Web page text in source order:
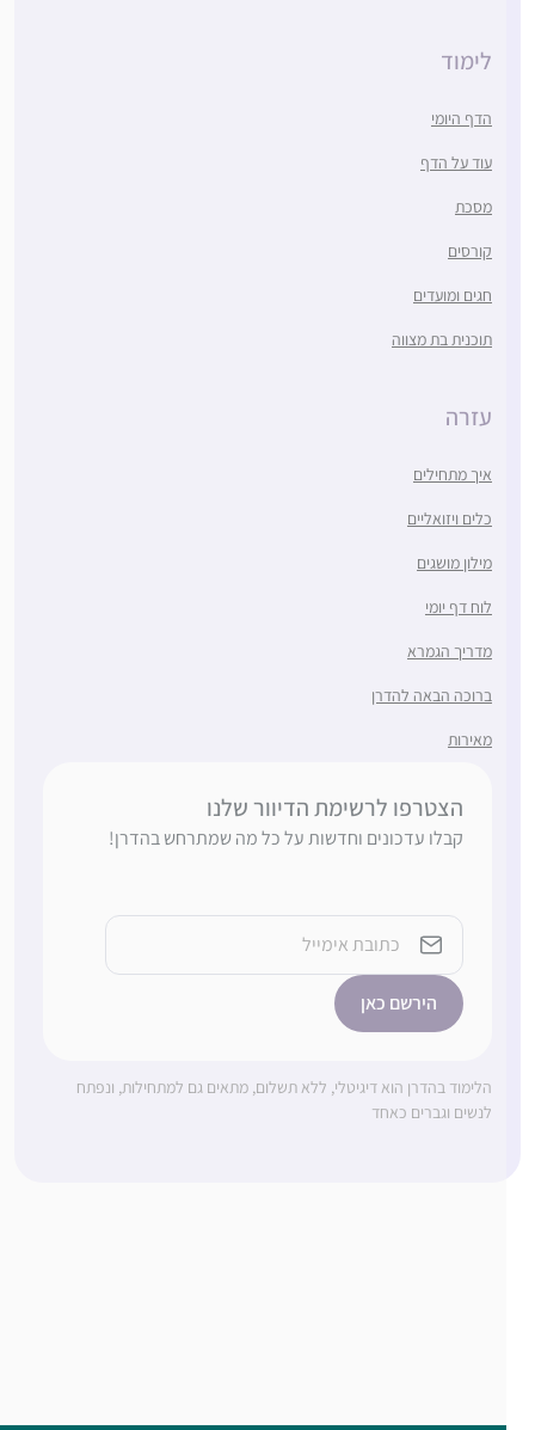
לימוד
הדף היומי
עוד על הדף
מסכת
קורסים
חגים ומועדים
תוכנית בת מצווה
עזרה
איך מתחילים
כלים ויזואליים
מילון מושגים
לוח דף יומי
מדריך הגמרא
ברוכה הבאה להדרן
מאירות
הצטרפו לרשימת הדיוור שלנו
קבלו עדכונים וחדשות על כל מה שמתרחש בהדרן!
Email
הלימוד בהדרן הוא דיגיטלי, ללא תשלום, מתאים גם למתחילות, ונפתח
לנשים וגברים כאחד